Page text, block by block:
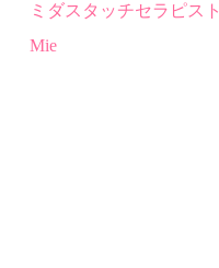
ミダスタッチセラピスト
Mie